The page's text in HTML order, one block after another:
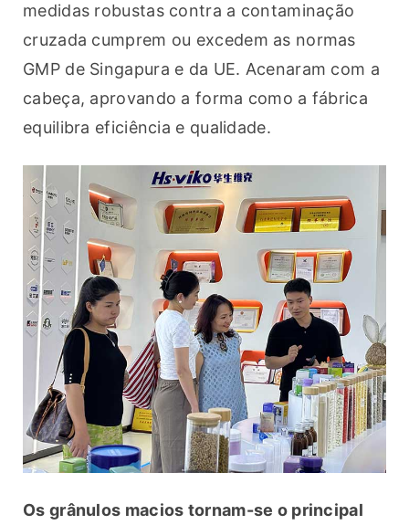
medidas robustas contra a contaminação
cruzada cumprem ou excedem as normas
GMP de Singapura e da UE. Acenaram com a
cabeça, aprovando a forma como a fábrica
equilibra eficiência e qualidade.
Os grânulos macios tornam-se o principal